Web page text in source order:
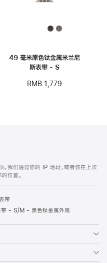
49 毫米原色钛金属米兰尼
斯表带 - S
RMB 1,779
。我们通过你的 IP 地址，或者你在上次
位置。
带
带 - S/M - 黑色钛金属外观